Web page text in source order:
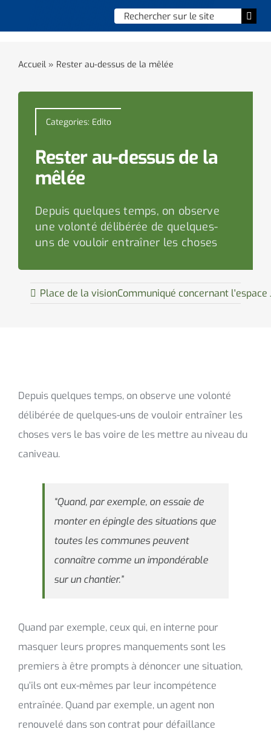
Chercher
:
Vie quotidienne
Enfance, jeunesse & sports
Culture et loisirs
Social & solidarité
Accueil» Rester au-dessus de la mêlée
Categories: Edito
Rester au-dessus de la
mêlée
Depuis quelques temps, on observe
une volonté délibérée de quelques-
uns de vouloir entraîner les choses
Place de la visionCommuniqué concernant l'espace
Depuis quelques temps, on observe une volonté
délibérée de quelques-uns de vouloir entraîner les
choses vers le bas voire de les mettre au niveau du
caniveau.
“Quand, par exemple, on essaie de
monter en épingle des situations que
toutes les communes peuvent
connaître comme un impondérable
sur un chantier.”
Quand par exemple, ceux qui, en interne pour
masquer leurs propres manquements sont les
premiers à être prompts à dénoncer une situation,
qu’ils ont eux-mêmes par leur incompétence
entraînée. Quand par exemple, un agent non
renouvelé dans son contrat pour défaillance